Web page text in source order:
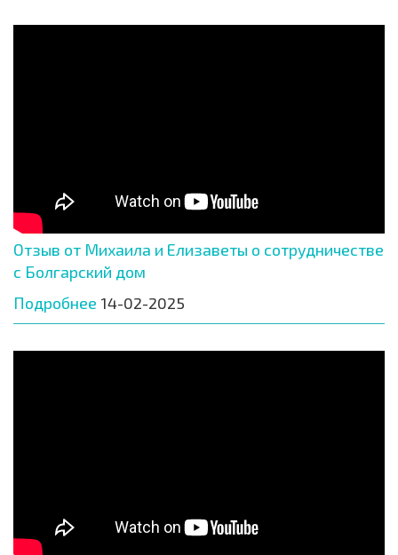
Отзыв от Михаила и Елизаветы о сотрудничестве
с Болгарский дом
Подробнее 14-02-2025